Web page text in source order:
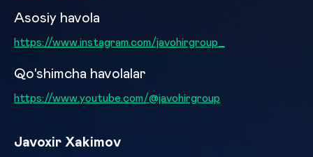
Asosiy havola
https://www.instagram.com/javohirgroup_
Qo'shimcha havolalar
https://www.youtube.com/@javohirgroup
Javoxir Xakimov